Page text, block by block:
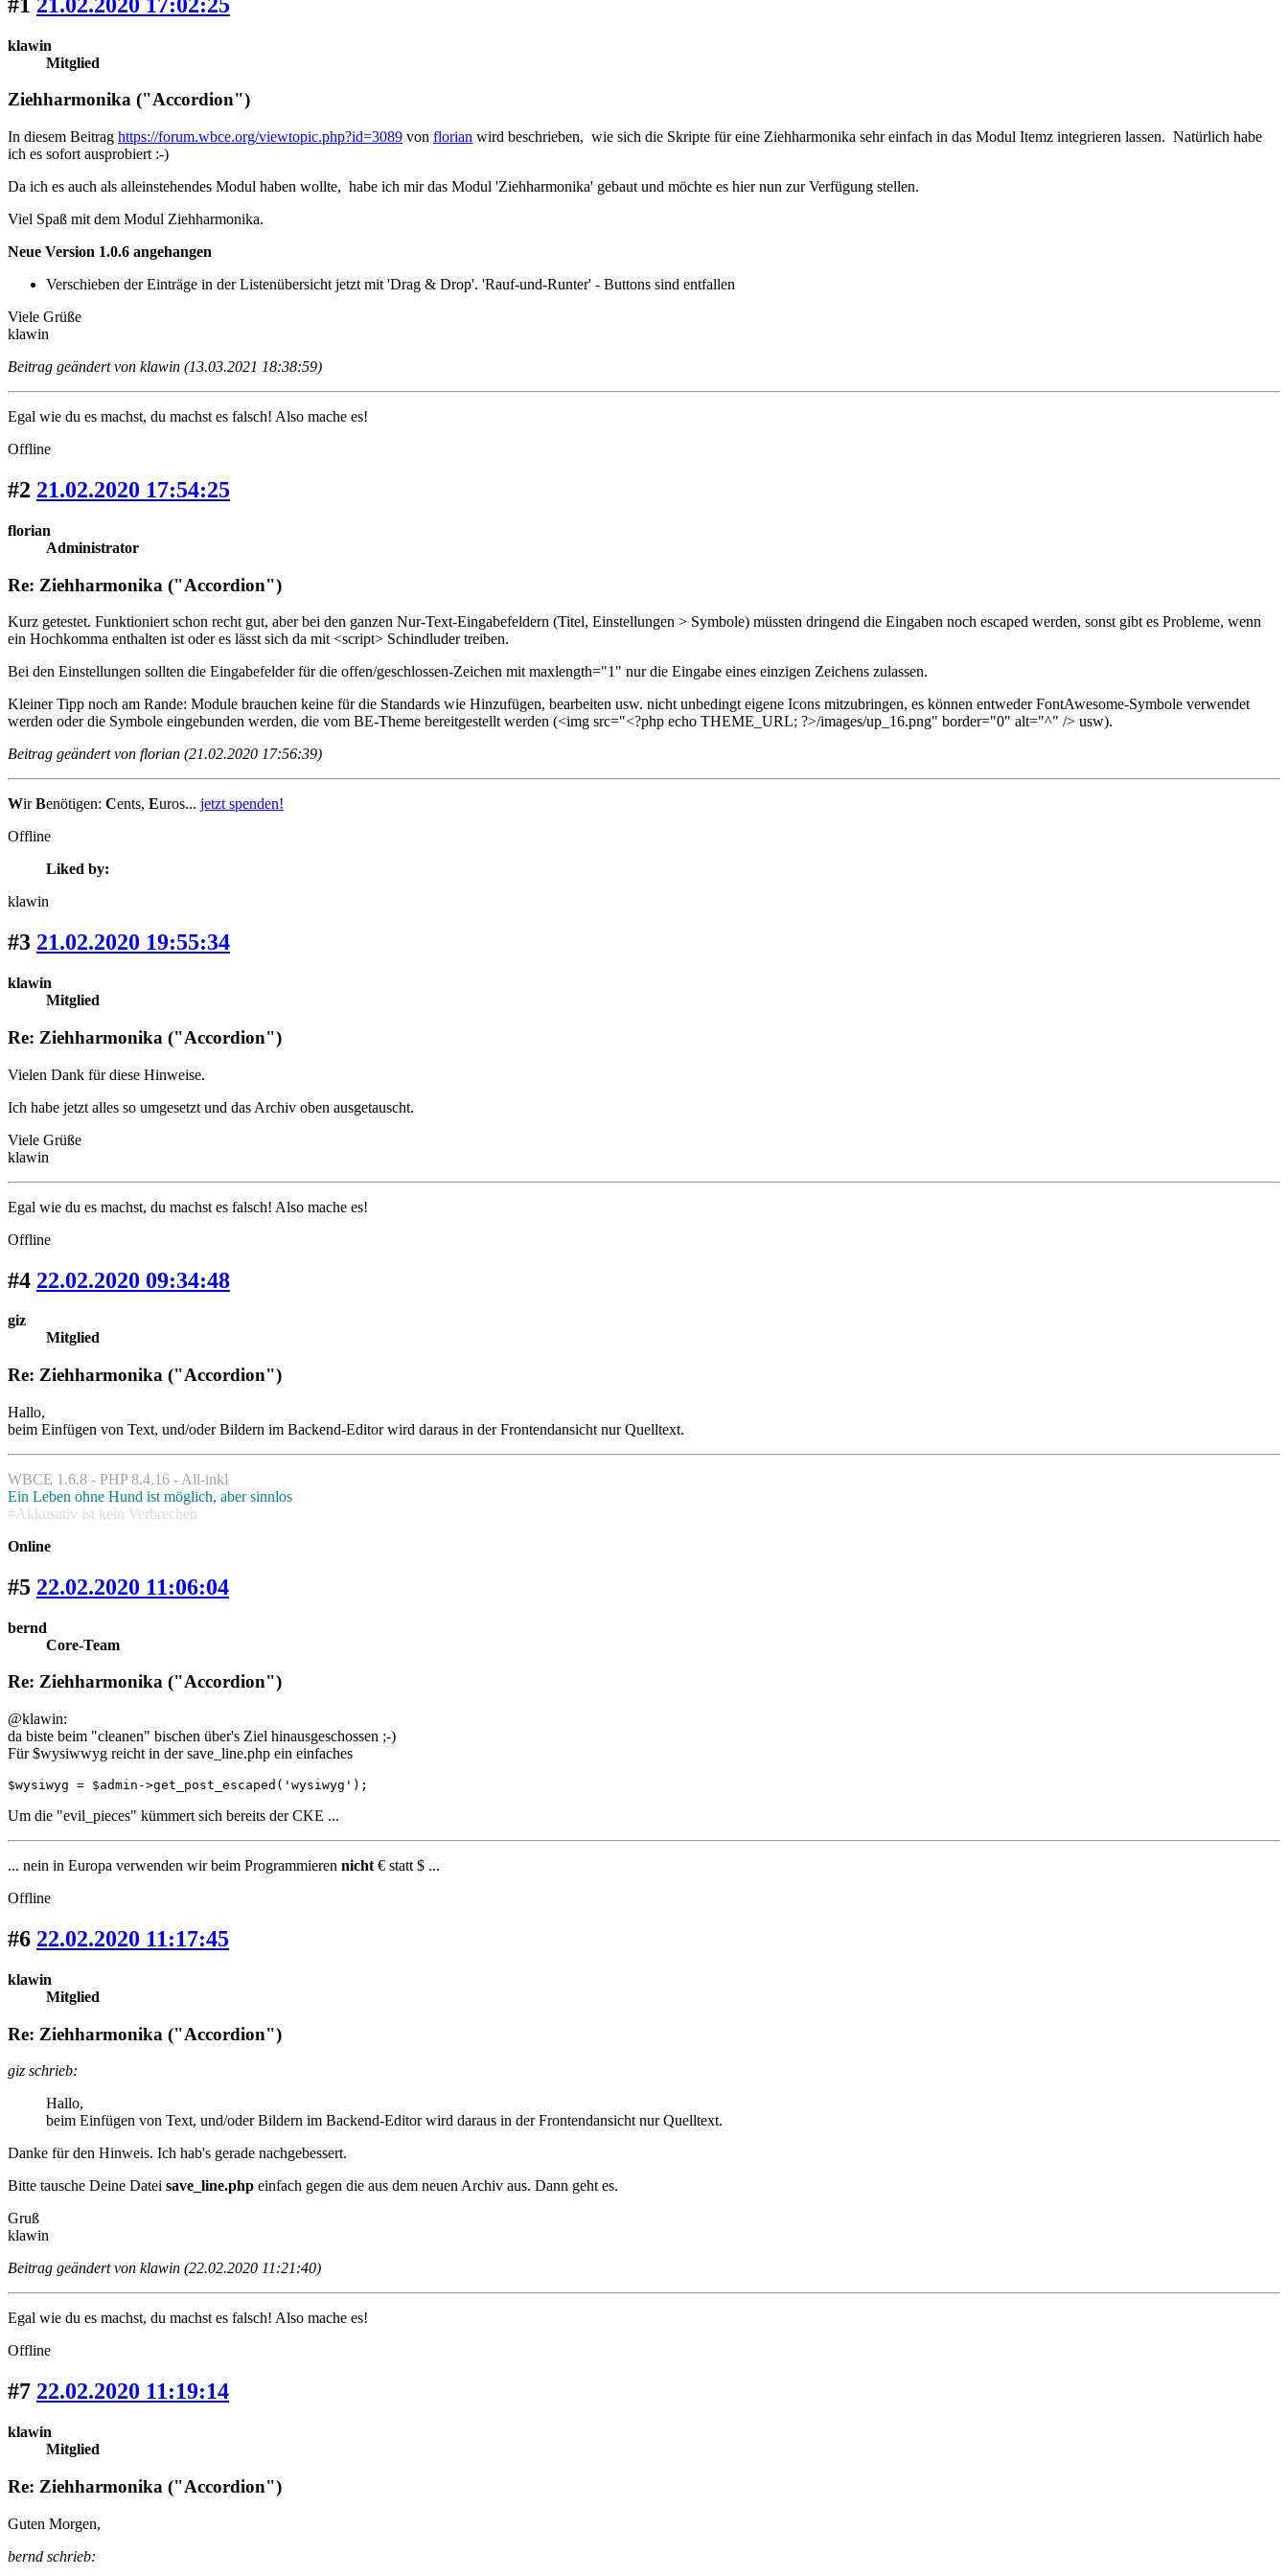
klawin
Mitglied
Ziehharmonika ("Accordion")
In diesem Beitrag https://forum.wbce.org/viewtopic.php?id=3089 von florian wird beschrieben, wie sich die Skripte für eine Ziehharmonika sehr einfach in das Modul Itemz integrieren lassen. Natürlich habe
ich es sofort ausprobiert :-)
Da ich es auch als alleinstehendes Modul haben wollte, habe ich mir das Modul 'Ziehharmonika' gebaut und möchte es hier nun zur Verfügung stellen.
Viel Spaß mit dem Modul Ziehharmonika.
Neue Version 1.0.6 angehangen
Verschieben der Einträge in der Listenübersicht jetzt mit 'Drag & Drop'. 'Rauf-und-Runter' - Buttons sind entfallen
Viele Grüße
klawin
Beitrag geändert von klawin (13.03.2021 18:38:59)
Egal wie du es machst, du machst es falsch! Also mache es!
Offline
#2 21.02.2020 17:54:25
florian
Administrator
Re: Ziehharmonika ("Accordion")
Kurz getestet. Funktioniert schon recht gut, aber bei den ganzen Nur-Text-Eingabefeldern (Titel, Einstellungen > Symbole) müssten dringend die Eingaben noch escaped werden, sonst gibt es Probleme, wenn
ein Hochkomma enthalten ist oder es lässt sich da mit <script> Schindluder treiben.
Bei den Einstellungen sollten die Eingabefelder für die offen/geschlossen-Zeichen mit maxlength="1" nur die Eingabe eines einzigen Zeichens zulassen.
Kleiner Tipp noch am Rande: Module brauchen keine für die Standards wie Hinzufügen, bearbeiten usw. nicht unbedingt eigene Icons mitzubringen, es können entweder FontAwesome-Symbole verwendet
werden oder die Symbole eingebunden werden, die vom BE-Theme bereitgestellt werden (<img src="<?php echo THEME_URL; ?>/images/up_16.png" border="0" alt="^" /> usw).
Beitrag geändert von florian (21.02.2020 17:56:39)
WirBenötigen: Cents, Euros... jetzt spenden!
Offline
Liked by:
klawin
#3 21.02.2020 19:55:34
klawin
Mitglied
Re: Ziehharmonika ("Accordion")
Vielen Dank für diese Hinweise.
Ich habe jetzt alles so umgesetzt und das Archiv oben ausgetauscht.
Viele Grüße
klawin
Egal wie du es machst, du machst es falsch! Also mache es!
Offline
#4 22.02.2020 09:34:48
giz
Mitglied
Re: Ziehharmonika ("Accordion")
Hallo,
beim Einfügen von Text, und/oder Bildern im Backend-Editor wird daraus in der Frontendansicht nur Quelltext.
WBCE 1.6.8 - PHP 8.4.16 - All-inkl
Ein Leben ohne Hund ist möglich, aber sinnlos
#Akkusativ ist kein Verbrechen
Online
#5 22.02.2020 11:06:04
bernd
Core-Team
Re: Ziehharmonika ("Accordion")
@klawin:
da biste beim "cleanen" bischen über's Ziel hinausgeschossen ;-)
Für $wysiwwyg reicht in der save_line.php ein einfaches
$wysiwyg = $admin->get_post_escaped('wysiwyg');
Um die "evil_pieces" kümmert sich bereits der CKE ...
... nein in Europa verwenden wir beim Programmieren nicht € statt $ ...
Offline
#6 22.02.2020 11:17:45
klawin
Mitglied
Re: Ziehharmonika ("Accordion")
giz schrieb:
Hallo,
beim Einfügen von Text, und/oder Bildern im Backend-Editor wird daraus in der Frontendansicht nur Quelltext.
Danke für den Hinweis. Ich hab's gerade nachgebessert.
Bitte tausche Deine Datei save_line.php einfach gegen die aus dem neuen Archiv aus. Dann geht es.
Gruß
klawin
Beitrag geändert von klawin (22.02.2020 11:21:40)
Egal wie du es machst, du machst es falsch! Also mache es!
Offline
#7 22.02.2020 11:19:14
klawin
Mitglied
Re: Ziehharmonika ("Accordion")
Guten Morgen,
bernd schrieb: